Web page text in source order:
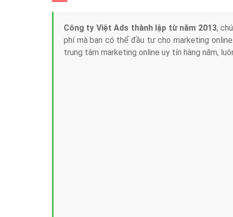
Công ty Việt Ads thành lập từ năm 2013,
phí mà bạn có thể đầu tư cho marketing
trung tâm marketing online uy tín hàng năm,